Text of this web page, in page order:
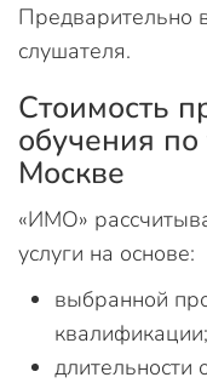
Предварительно
слушателя.
Стоимость
обучения
Москве
«ИМО»
услуги на основе:
выбранной
квалификации;
длительности